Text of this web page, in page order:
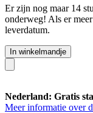
Er zijn nog maar 14
onderweg! Als er
leverdatum.
In winkelmandje
Nederland: Gratis
Meer informatie over